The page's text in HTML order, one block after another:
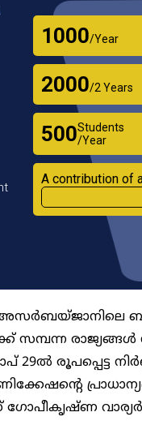
₹1000/Year
₹2000/2 Years
₹500Students
/Year
A contribution of
അസർബയ്ജാനിലെ
സമ്പന്ന
രൂപപ്പെട്ട
വാര്യർ